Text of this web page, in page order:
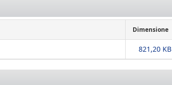
Dimensione
821,20 KB